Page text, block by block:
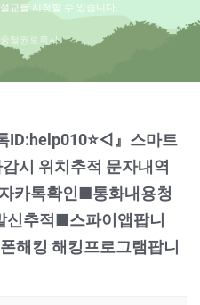
교를 시청할 수 있습니다.
렬원로목사
ID:help010⭐◁』스마트
시 위치추적 문자내역
카톡확인■통화내용청
추적■스파이앱팝니
해킹 해킹프로그램팝니